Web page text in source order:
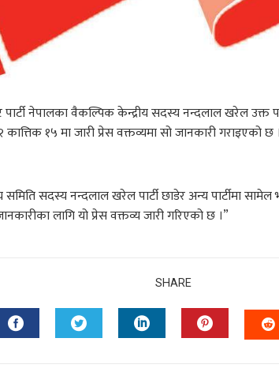
पार्टी नेपालका वैकल्पिक केन्द्रीय सदस्य नन्दलाल खरेल उक्त
१५ मा जारी प्रेस वक्तव्यमा सो जानकारी गराइएको छ ।
समिति सदस्य नन्दलाल खरेल पार्टी छाडेर अन्य पार्टीमा सामेल
लागि यो प्रेस वक्तव्य जारी गरिएको छ ।”
SHARE